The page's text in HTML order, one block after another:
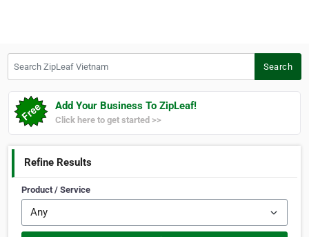
Search
Add Your Business To ZipLeaf!
Click here to get started >>
Refine Results
Product / Service